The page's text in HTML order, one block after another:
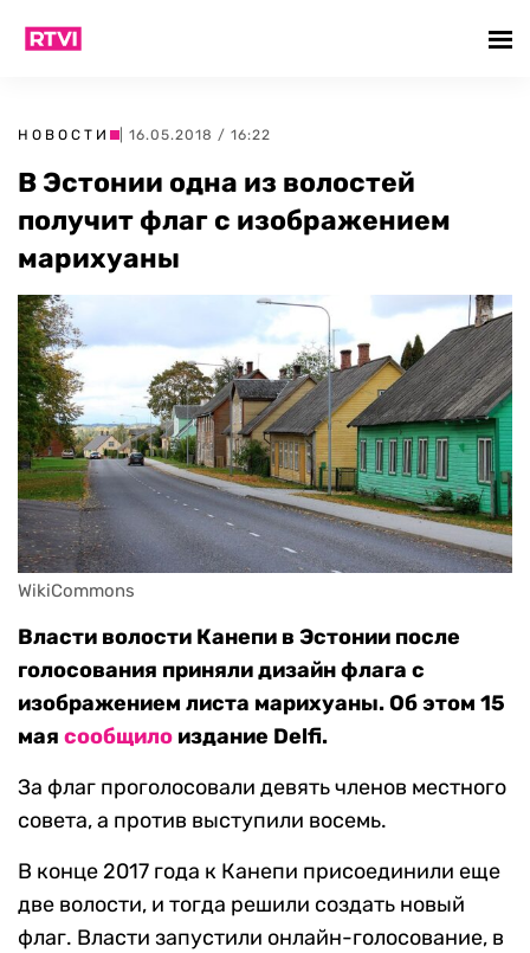
НОВОСТИ | 16.05.2018 / 16:22
В Эстонии одна из волостей
получит флаг с изображением
марихуаны
WikiCommons
Власти волости Канепи в Эстонии после
голосования приняли дизайн флага с
изображением листа марихуаны. Об этом 15
мая сообщило издание Delfi.
За флаг проголосовали девять членов местного
совета, а против выступили восемь.
В конце 2017 года к Канепи присоединили еще
две волости, и тогда решили создать новый
флаг. Власти запустили онлайн-голосование, в